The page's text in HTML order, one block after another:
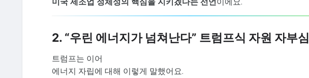
2. “우린 에너지가 넘쳐난다” 트럼프식 자원 자부심
트럼프는 이어
에너지 자립에 대해 이렇게 말했어요.